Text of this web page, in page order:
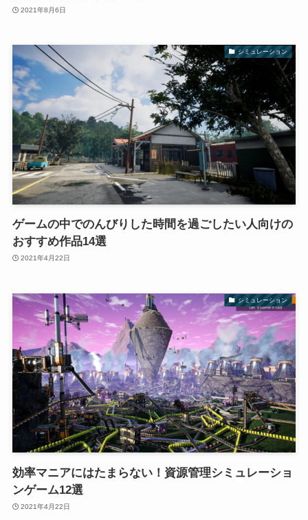
2021年8月6日
シミュレーション
ゲームの中でのんびりした時間を過ごしたい人向けの
おすすめ作品14選
2021年4月22日
シミュレーション
効率マニアにはたまらない！資源管理シミュレーショ
ンゲーム12選
2021年4月22日